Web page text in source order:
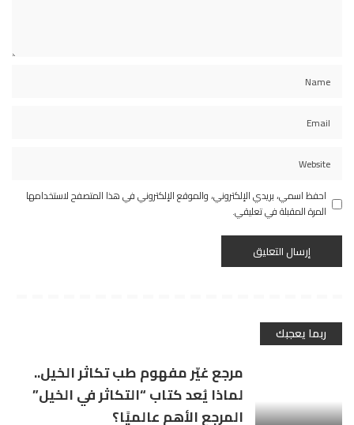
احفظ اسمي، بريدي الإلكتروني، والموقع الإلكتروني في هذا المتصفح لاستخدامها
المرة المقبلة في تعليقي.
ربما يعجبك
مرجع غيّر مفهوم طب تكاثر الخيل..
لماذا يُعد كتاب “التكاثر في الخيل”
المرجع الأهم عالميًا؟